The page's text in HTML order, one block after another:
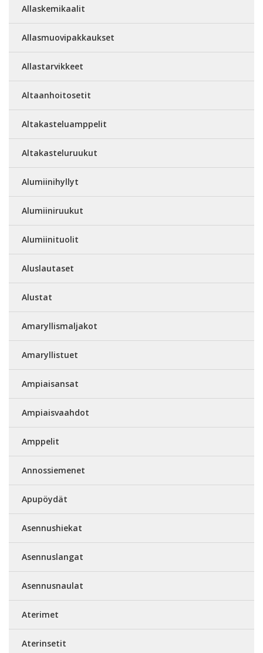
Allaskemikaalit
Allasmuovipakkaukset
Allastarvikkeet
Altaanhoitosetit
Altakasteluamppelit
Altakasteluruukut
Alumiinihyllyt
Alumiiniruukut
Alumiinituolit
Aluslautaset
Alustat
Amaryllismaljakot
Amaryllistuet
Ampiaisansat
Ampiaisvaahdot
Amppelit
Annossiemenet
Apupöydät
Asennushiekat
Asennuslangat
Asennusnaulat
Aterimet
Aterinsetit